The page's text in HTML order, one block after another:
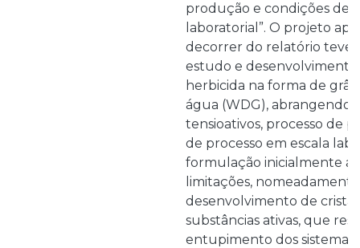
produção e condições de
laboratorial”. O projeto
decorrer do relatório teve
estudo e
herbicida na forma de
água (WDG), abrangendo
tensioativos, processo de
de processo em escala
formulação inicialmente
limitações,
desenvolvimento de
substâncias ativas, que
entupimento dos sistemas